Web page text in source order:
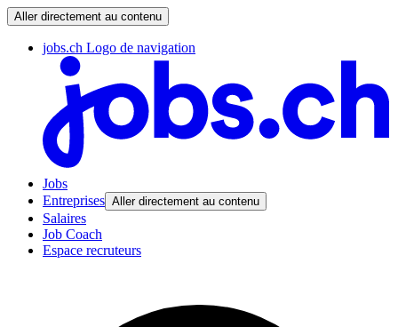
Aller directement au contenu
jobs.ch Logo de navigation
Jobs
Entreprises Aller directement au contenu
Salaires
Job Coach
Espace recruteurs